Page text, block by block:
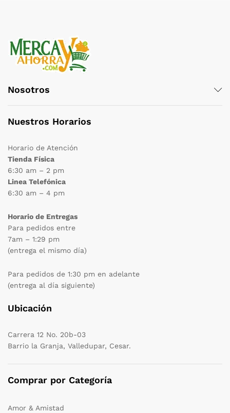
Nosotros
Nuestros Horarios
Horario de Atención
Tienda Física
6:30 am – 2 pm
Linea Telefónica
6:30 am – 4 pm
Horario de Entregas
Para pedidos entre
7am – 1:29 pm
(entrega el mismo día)
Para pedidos de 1:30 pm en adelante
(entrega al día siguiente)
Ubicación
Carrera 12 No. 20b-03
Barrio la Granja, Valledupar, Cesar.
Comprar por Categoría
Amor & Amistad